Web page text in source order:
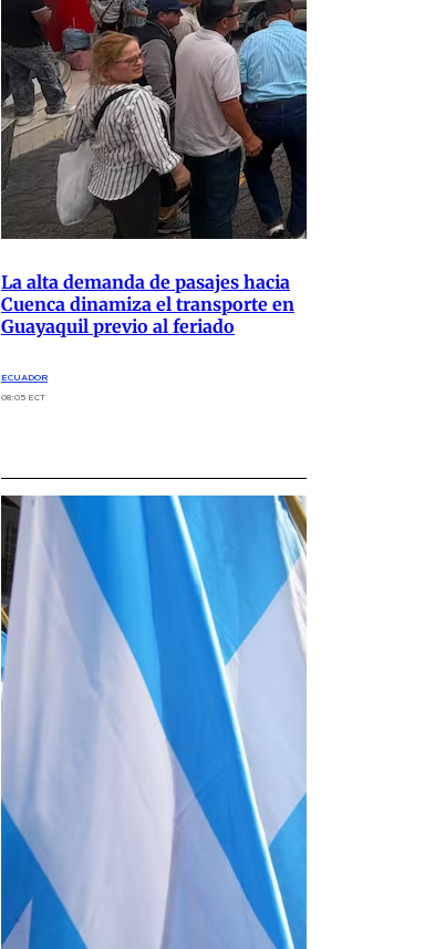
La alta demanda de pasajes hacia
Cuenca dinamiza el transporte en
Guayaquil previo al feriado
ECUADOR
08:05 ECT